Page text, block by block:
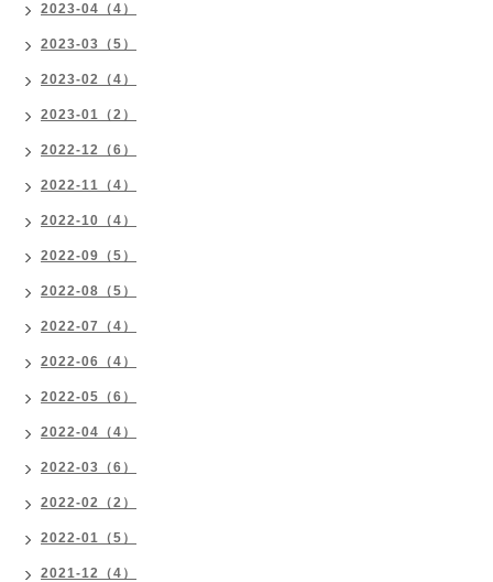
2023-04（4）
2023-03（5）
2023-02（4）
2023-01（2）
2022-12（6）
2022-11（4）
2022-10（4）
2022-09（5）
2022-08（5）
2022-07（4）
2022-06（4）
2022-05（6）
2022-04（4）
2022-03（6）
2022-02（2）
2022-01（5）
2021-12（4）